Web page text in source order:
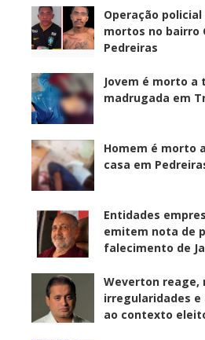
Operação
mortos no bairro
Pedreiras
Jovem é morto a
madrugada em
Homem é morto
casa em
Entidades
emitem nota de
falecimento de
Weverton reage,
irregularidades e
ao contexto